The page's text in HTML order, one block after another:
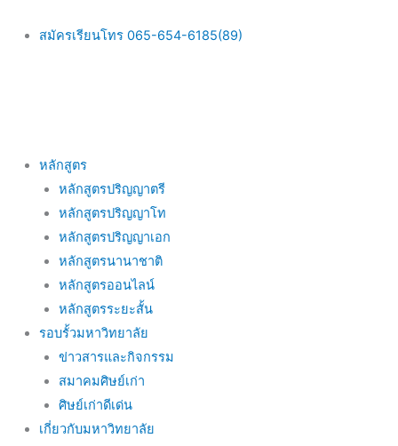
สมัครเรียนโทร 065-654-6185(89)
Main
หลักสูตร
หลักสูตรปริญญาตรี
หลักสูตรปริญญาโท
หลักสูตรปริญญาเอก
หลักสูตรนานาชาติ
หลักสูตรออนไลน์
หลักสูตรระยะสั้น
รอบรั้วมหาวิทยาลัย
ข่าวสารและกิจกรรม
สมาคมศิษย์เก่า
ศิษย์เก่าดีเด่น
เกี่ยวกับมหาวิทยาลัย